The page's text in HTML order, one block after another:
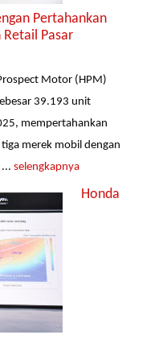
Pertahankan
Retail Pasar
Motor (HPM)
39.193 unit
mempertahankan
merek mobil dengan
...selengkapnya
Honda